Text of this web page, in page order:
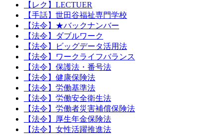
【レク】LECTUER
【手話】世田谷福祉専門学校
【法令】★バックナンバー
【法令】ダブルワーク
【法令】ビッグデータ活用法
【法令】ワークライフバランス
【法令】保護法・番号法
【法令】健康保険法
【法令】労働基準法
【法令】労働安全衛生法
【法令】労働者災害補償保険法
【法令】厚生年金保険法
【法令】女性活躍推進法